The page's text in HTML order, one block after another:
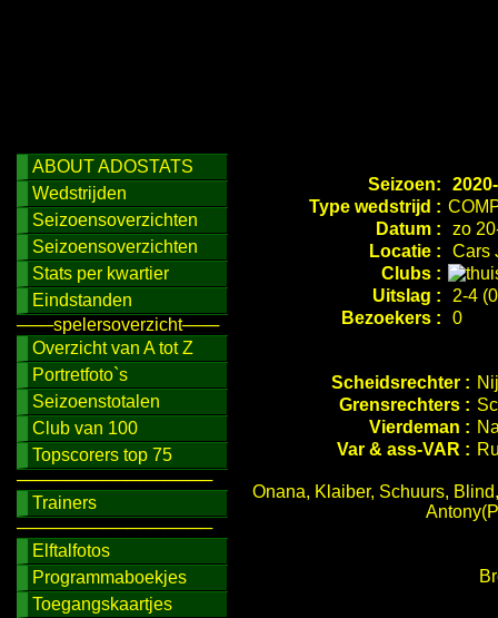
ABOUT ADOSTATS
Wedstrijden
Seizoensoverzichten
Seizoensoverzichten
Stats per kwartier
Eindstanden
───spelersoverzicht───
Overzicht van A tot Z
Portretfoto`s
Seizoenstotalen
Club van 100
Topscorers top 75
────────────────
Trainers
────────────────
Elftalfotos
Programmaboekjes
Toegangskaartjes
Seizoen:
Type wedstrijd :
Datum :
zo
Locatie :
Cars
Clubs :
Uitslag :
2-4
Bezoekers :
0
Scheidsrechter :
Grensrechters :
Vierdeman :
Var & ass-VAR :
Onana, Klaiber, Schuurs,